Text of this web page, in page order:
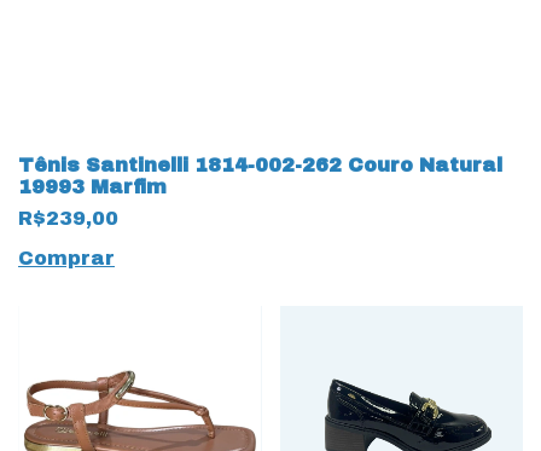
Tênis Santinelli 1814-002-262 Couro Natural
19993 Marfim
R$239,00
Comprar